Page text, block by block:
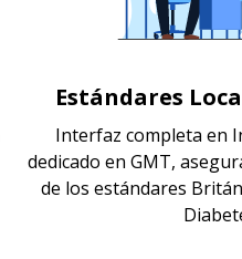
Estándares
Interfaz completa en
dedicado en GMT,
de los estándares